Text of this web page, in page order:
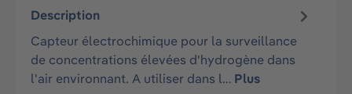
Description
Capteur électrochimique pour la surveillance
de concentrations élevées d'hydrogène dans
l'air environnant. A utiliser dans l… Plus